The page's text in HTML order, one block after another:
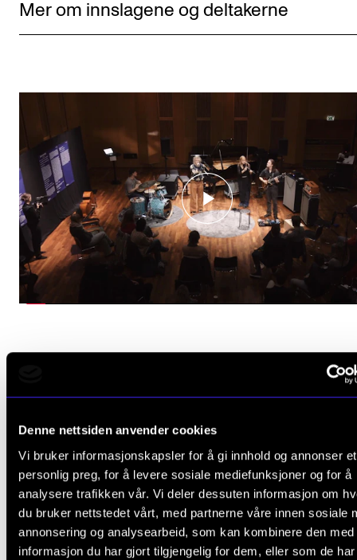
Denne nettsiden anvender cookies
Vi bruker informasjonskapsler for å gi innhold og annonser et
personlig preg, for å levere sosiale mediefunksjoner og for å
analysere trafikken vår. Vi deler dessuten informasjon om
du bruker nettstedet vårt, med partnerne våre innen sosiale
annonsering og analysearbeid, som kan kombinere den med
informasjon du har gjort tilgjengelig for dem, eller som de
Mer om innslagene og deltakerne